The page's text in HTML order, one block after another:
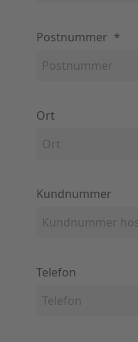
Postnummer *
Ort
Kundnummer
Telefon